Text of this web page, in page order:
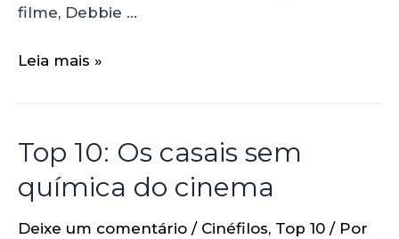
filme, Debbie …
Leia mais »
Top 10: Os casais sem
química do cinema
Deixe um comentário / Cinéfilos, Top 10 / Por